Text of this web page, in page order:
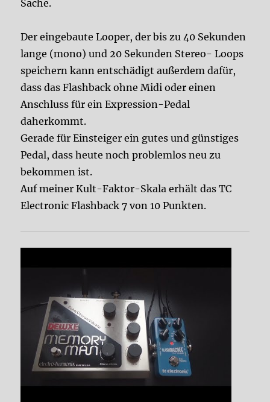
Sache.
Der eingebaute Looper, der bis zu 40 Sekunden
lange (mono) und 20 Sekunden Stereo- Loops
speichern kann entschädigt außerdem dafür,
dass das Flashback ohne Midi oder einen
Anschluss für ein Expression-Pedal
daherkommt.
Gerade für Einsteiger ein gutes und günstiges
Pedal, dass heute noch problemlos neu zu
bekommen ist.
Auf meiner Kult-Faktor-Skala erhält das TC
Electronic Flashback 7 von 10 Punkten.